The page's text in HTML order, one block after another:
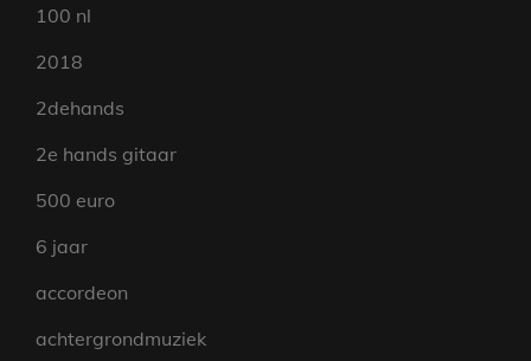
100 nl
2018
2dehands
2e hands gitaar
500 euro
6 jaar
accordeon
achtergrondmuziek